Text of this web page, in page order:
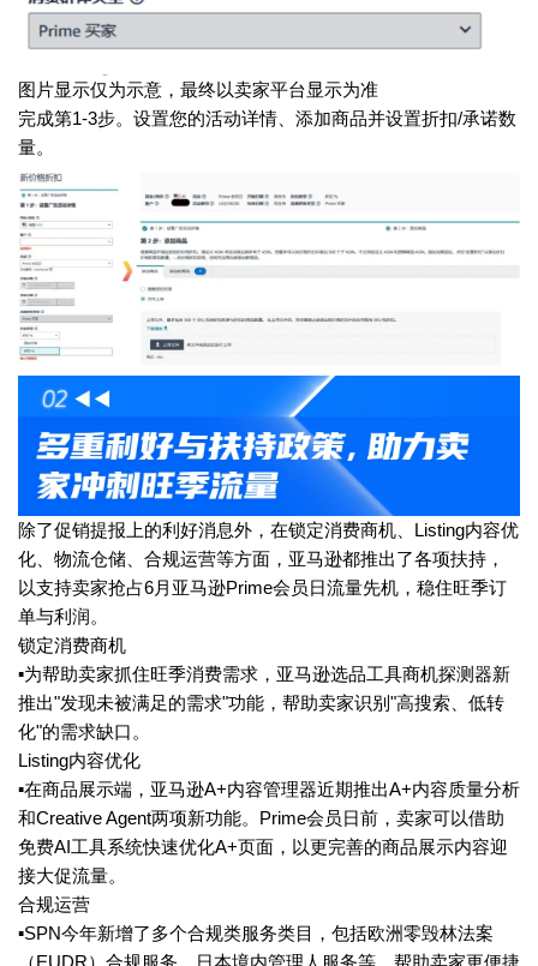
图片显示仅为示意，最终以卖家平台显示为准
完成第1-3步。设置您的活动详情、添加商品并设置折扣/承诺数
量。
除了促销提报上的利好消息外，在锁定消费商机、Listing内容优
化、物流仓储、合规运营等方面，亚马逊都推出了各项扶持，
以支持卖家抢占6月亚马逊Prime会员日流量先机，稳住旺季订
单与利润。
锁定消费商机
▪为帮助卖家抓住旺季消费需求，亚马逊选品工具商机探测器新
推出"发现未被满足的需求"功能，帮助卖家识别"高搜索、低转
化"的需求缺口。
Listing内容优化
▪在商品展示端，亚马逊A+内容管理器近期推出A+内容质量分析
和Creative Agent两项新功能。Prime会员日前，卖家可以借助
免费AI工具系统快速优化A+页面，以更完善的商品展示内容迎
接大促流量。
合规运营
▪SPN今年新增了多个合规类服务类目，包括欧洲零毁林法案